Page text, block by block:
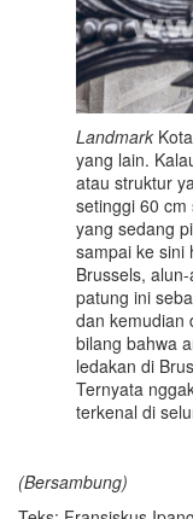
Landmark
yang lain.
atau struktur
setinggi 60 cm
yang sedang
sampai ke sini
Brussels,
patung ini
dan kemudian
bilang bahwa
ledakan di
Ternyata
terkenal di
(Bersambung)